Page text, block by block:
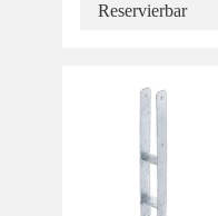
Reservierbar